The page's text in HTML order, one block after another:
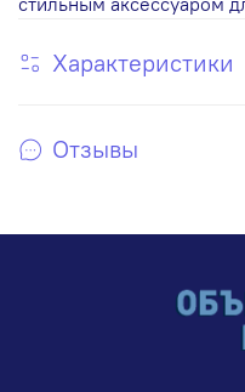
Характеристики
Отзывы